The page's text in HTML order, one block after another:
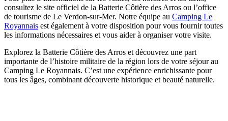
consultez le site officiel de la Batterie Côtière des Arros ou l’office
de tourisme de Le Verdon-sur-Mer. Notre équipe au Camping Le
Royannais est également à votre disposition pour vous fournir toutes
les informations nécessaires et vous aider à organiser votre visite.
Explorez la Batterie Côtière des Arros et découvrez une part
importante de l’histoire militaire de la région lors de votre séjour au
Camping Le Royannais. C’est une expérience enrichissante pour
tous les âges, combinant découverte historique et beauté naturelle.